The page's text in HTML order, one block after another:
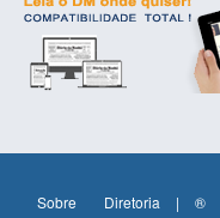
Sobre Diretoria | ®